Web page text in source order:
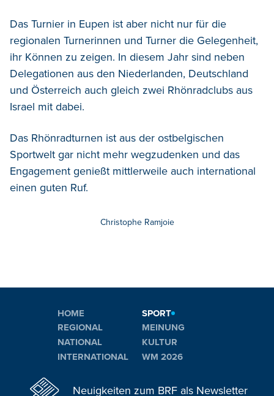
Das Turnier in Eupen ist aber nicht nur für die
regionalen Turnerinnen und Turner die Gelegenheit,
ihr Können zu zeigen. In diesem Jahr sind neben
Delegationen aus den Niederlanden, Deutschland
und Österreich auch gleich zwei Rhönradclubs aus
Israel mit dabei.
Das Rhönradturnen ist aus der ostbelgischen
Sportwelt gar nicht mehr wegzudenken und das
Engagement genießt mittlerweile auch international
einen guten Ruf.
Christophe Ramjoie
HOME
REGIONAL
NATIONAL
INTERNATIONAL
SPORT
MEINUNG
KULTUR
WM 2026
Neuigkeiten zum BRF als Newsletter